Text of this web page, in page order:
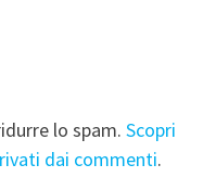
lo spam. Scopri
dai commenti.